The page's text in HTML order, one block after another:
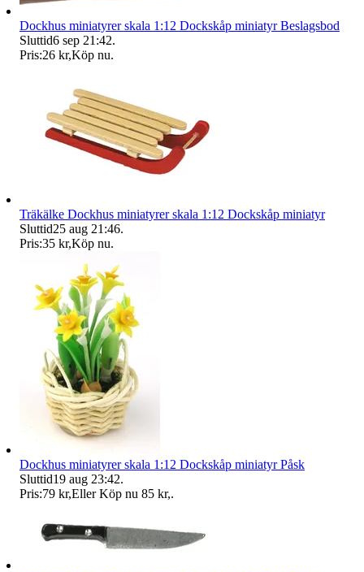
Dockhus miniatyrer skala 1:12 Dockskåp miniatyr Beslagsbod
Sluttid6 sep 21:42.
Pris:26 kr,Köp nu.
Träkälke Dockhus miniatyrer skala 1:12 Dockskåp miniatyr
Sluttid25 aug 21:46.
Pris:35 kr,Köp nu.
Dockhus miniatyrer skala 1:12 Dockskåp miniatyr Påsk
Sluttid19 aug 23:42.
Pris:79 kr,Eller Köp nu 85 kr,.